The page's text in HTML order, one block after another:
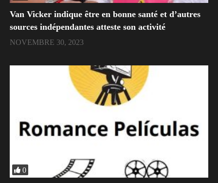
Van Vicker indique être en bonne santé et d’autres
sources indépendantes atteste son activité
NOVEMBRE 30, 2023
0